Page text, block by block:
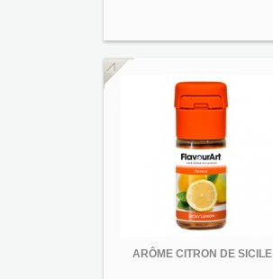
ARÔME CITRON DE SICILE